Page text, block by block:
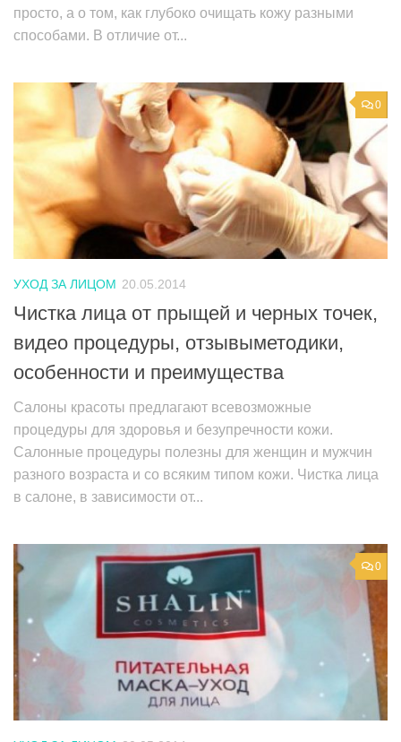
просто, а о том, как глубоко очищать кожу разными
способами. В отличие от...
0
УХОД ЗА ЛИЦОМ 20.05.2014
Чистка лица от прыщей и черных точек,
видео процедуры, отзывыметодики,
особенности и преимущества
Салоны красоты предлагают всевозможные
процедуры для здоровья и безупречности кожи.
Салонные процедуры полезны для женщин и мужчин
разного возраста и со всяким типом кожи. Чистка лица
в салоне, в зависимости от...
0